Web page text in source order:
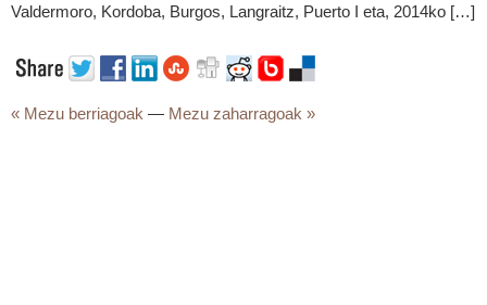
Valdermoro, Kordoba, Burgos, Langraitz, Puerto I eta, 2014ko […]
« Mezu berriagoak — Mezu zaharragoak »